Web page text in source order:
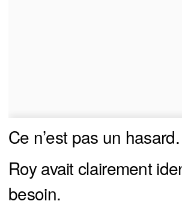
Ce n’est pas un hasard.
Roy avait clairement
besoin.